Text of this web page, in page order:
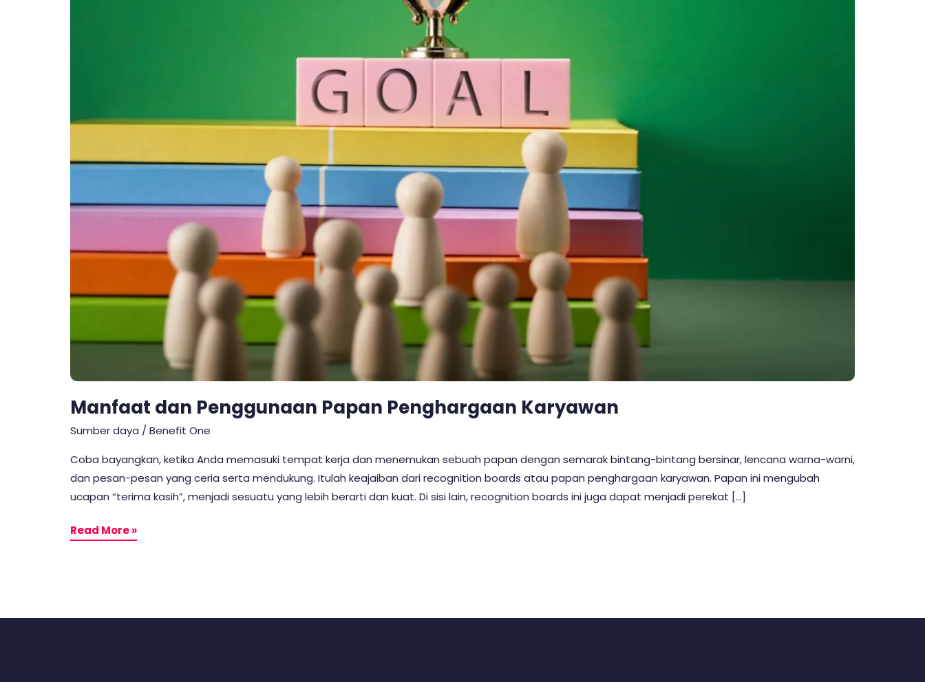
Manfaat dan Penggunaan Papan Penghargaan Karyawan
Sumber daya /Benefit One
Coba bayangkan, ketika Anda memasuki tempat kerja dan menemukan sebuah papan dengan semarak bintang-bintang bersinar, lencana warna-warni,
dan pesan-pesan yang ceria serta mendukung. Itulah keajaiban dari recognition boards atau papan penghargaan karyawan. Papan ini mengubah
ucapan “terima kasih”, menjadi sesuatu yang lebih berarti dan kuat. Di sisi lain, recognition boards ini juga dapat menjadi perekat […]
Read More »